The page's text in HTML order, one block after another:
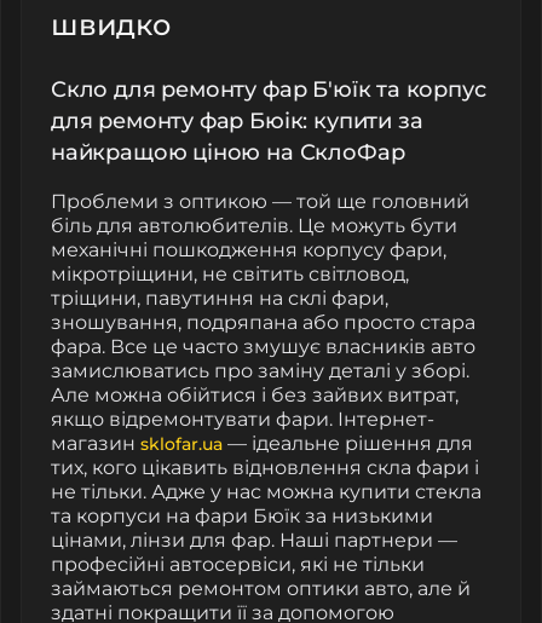
швидко
Скло для ремонту фар Б'юїк та корпус
для ремонту фар Бюік: купити за
найкращою ціною на СклоФар
Проблеми з оптикою — той ще головний
біль для автолюбителів. Це можуть бути
механічні пошкодження корпусу фари,
мікротріщини, не світить світловод,
тріщини, павутиння на склі фари,
зношування, подряпана або просто стара
фара. Все це часто змушує власників авто
замислюватись про заміну деталі у зборі.
Але можна обійтися і без зайвих витрат,
якщо відремонтувати фари. Інтернет-
магазин sklofar.ua — ідеальне рішення для
тих, кого цікавить відновлення скла фари і
не тільки. Адже у нас можна купити стекла
та корпуси на фари Бюїк за низькими
цінами, лінзи для фар. Наші партнери —
професійні автосервіси, які не тільки
займаються ремонтом оптики авто, але й
здатні покращити її за допомогою